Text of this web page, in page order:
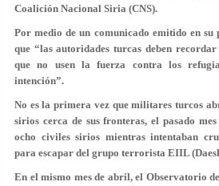
Coalición Nacional Siria (CNS).
Por medio de un comunicado emitido en su
que “las autoridades turcas deben
que no usen la fuerza contra los
intención”.
No es la primera vez que militares turcos
sirios cerca de sus fronteras, el pasado
ocho civiles sirios mientras intentaban
para escapar del grupo terrorista EIIL
En el mismo mes de abril, el Observatorio